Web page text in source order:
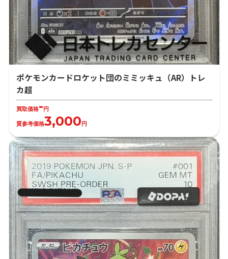
ポケモンカードロケット団のミミッキュ（AR）トレ
カ超
買取価格- 円
質参考価格3,000 円